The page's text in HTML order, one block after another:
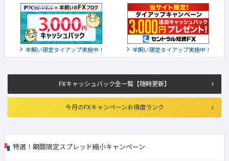
FXキャッシュバック全一覧【随時更新】
今月のFXキャンペーンお得度ランク
特選！期間限定スプレッド縮小キャンペーン
羊飼い限定タイアップ実施中！ 羊飼い限定タイアップ実施中！